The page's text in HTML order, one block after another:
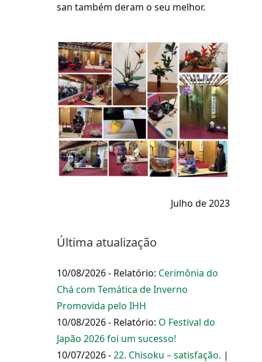
san também deram o seu melhor.
Julho de 2023
Última atualização
10/08/2026 - Relatório: Cerimônia do
Chá com Temática de Inverno
Promovida pelo IHH
10/08/2026 - Relatório: O Festival do
Japão 2026 foi um sucesso!
10/07/2026 -22. Chisoku – satisfação. |